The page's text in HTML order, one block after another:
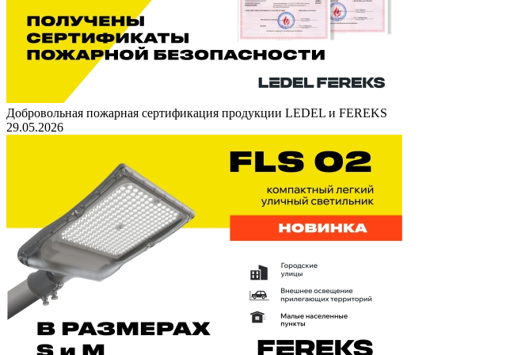
Добровольная пожарная сертификация продукции LEDEL и FEREKS
29.05.2026